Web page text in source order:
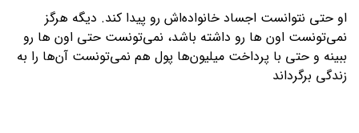
او حتی نتوانست اجساد خانواده‌اش رو پیدا کند. دیگه هرگز
نمی‌تونست اون ها رو داشته باشد، نمی‌تونست حتی اون ها رو
ببینه و حتی با پرداخت میلیون‌ها پول هم نمی‌تونست آن‌ها را به
زندگی برگرداند